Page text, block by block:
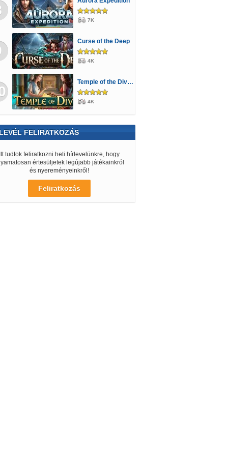
7K
Curse of the Deep
4K
Temple of the Divine
4K
FELIRATKOZÁS
Itt tudtok feliratkozni heti hírlevelünkre, hogy
értesüljetek legújabb játékainkról
és nyereményeinkről!
Feliratkozás